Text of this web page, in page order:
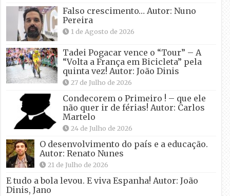
Falso crescimento… Autor: Nuno
Pereira
1 de Agosto de 2026
Tadei Pogacar vence o “Tour” – A
“Volta a França em Bicicleta” pela
quinta vez! Autor: João Dinis
27 de Julho de 2026
Condecorem o Primeiro ! – que ele
não quer ir de férias! Autor: Carlos
Martelo
24 de Julho de 2026
O desenvolvimento do país e a educação.
Autor: Renato Nunes
21 de Julho de 2026
E tudo a bola levou. E viva Espanha! Autor: João
Dinis, Jano